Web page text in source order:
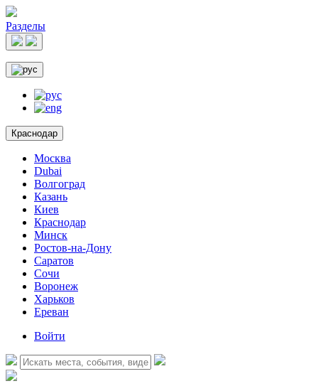
Разделы
Краснодар
Москва
Dubai
Волгоград
Казань
Киев
Краснодар
Минск
Ростов-на-Дону
Саратов
Сочи
Воронеж
Харьков
Ереван
Войти